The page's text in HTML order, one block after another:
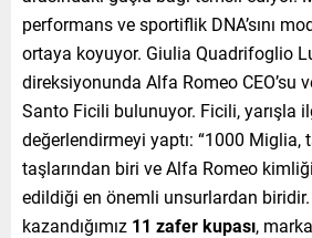
performans ve sportiflik DNA’sını
ortaya koyuyor. Giulia Quadrifoglio
direksiyonunda Alfa Romeo CEO’su
Santo Ficili bulunuyor. Ficili, yarışla
değerlendirmeyi yaptı: “1000 Miglia,
taşlarından biri ve Alfa Romeo
edildiği en önemli unsurlardan
kazandığımız 11 zafer kupası,